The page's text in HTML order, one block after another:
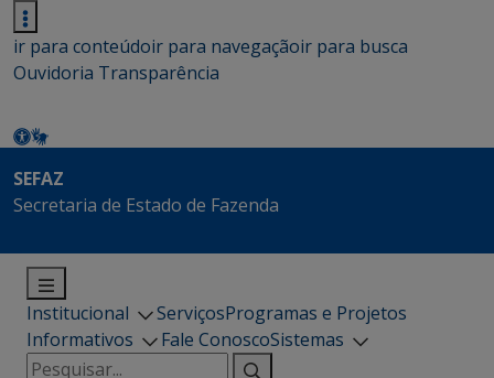
ir para conteúdoir para navegaçãoir para busca
Ouvidoria Transparência
SEFAZ
Secretaria de Estado de Fazenda
Institucional ServiçosProgramas e Projetos
Informativos
Fale ConoscoSistemas
Pesquisar